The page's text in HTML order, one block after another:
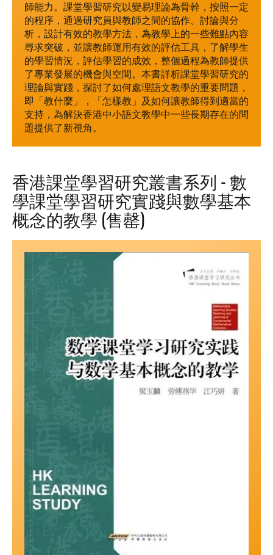
師能力。課堂學習研究以變易理論為骨幹，按照一定
的程序，通過研究員與教師之間的協作、討論與分
析，設計有效的教學方法，為教學上的一些難點內容
尋求突破，並讓教師運用有效的評估工具，了解學生
的學習情況，評估學習的成效，整個過程為教師提供
了專業發展的機會與空間。本書詳析課堂學習研究的
理論與實踐，探討了如何處理語文教學的重要問題，
即「教什麼」，「怎樣教」及如何讓教師得到適當的
支持，為解決香港中小語文教學中一些長期存在的問
題提供了新視角。
香港課堂學習研究叢書系列 - 數
學課堂學習研究實踐與數學基本
概念的教學 (售罄)